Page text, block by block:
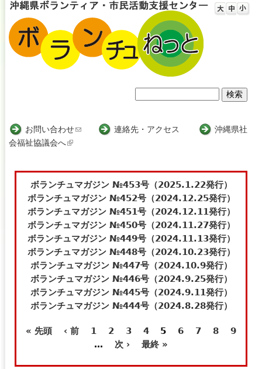
Jump to navigation
索
ォ
ー
ム
お問い合わせ(
n
k
s
e
n
d
s
e
-
m
a
l
連絡先・アクセス
沖縄県社
会福祉協議会へ(
i
n
k
i
s
e
x
t
e
r
n
l
ボランチュマガジン №453号（2025.1.22発行）
ボランチュマガジン №452号（2024.12.25発行）
ボランチュマガジン №451号（2024.12.11発行）
ボランチュマガジン №450号（2024.11.27発行）
ボランチュマガジン №449号（2024.11.13発行）
ボランチュマガジン №448号（2024.10.23発行）
ボランチュマガジン №447号（2024.10.9発行）
ボランチュマガジン №446号（2024.9.25発行）
ボランチュマガジン №445号（2024.9.11発行）
ボランチュマガジン №444号（2024.8.28発行）
ペ
« 先頭 ‹ 前 1 2 3 4 5 6 7 8
9
…
次 › 最終 »